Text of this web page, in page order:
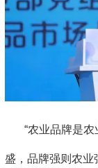
“农业品牌是
盛，品牌强则农业